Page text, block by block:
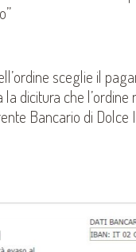
sceglie il
dicitura che
Bancario di